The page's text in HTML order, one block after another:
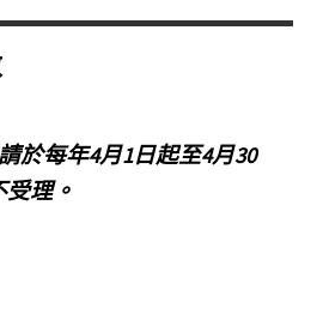
於每年4月1日起至4月30
理。